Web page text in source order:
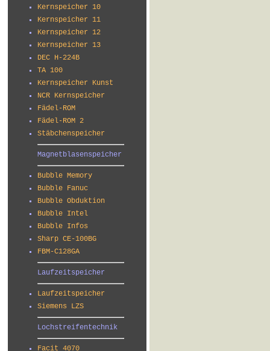
Kernspeicher 10
Kernspeicher 11
Kernspeicher 12
Kernspeicher 13
DEC H-224B
TA 100
Kernspeicher Kunst
NCR Kernspeicher
Fädel-ROM
Fädel-ROM 2
Stäbchenspeicher
Magnetblasenspeicher
Bubble Memory
Bubble Fanuc
Bubble Obduktion
Bubble Intel
Bubble Infos
Sharp CE-100BG
FBM-C128GA
Laufzeitspeicher
Laufzeitspeicher
Siemens LZS
Lochstreifentechnik
Facit 4070